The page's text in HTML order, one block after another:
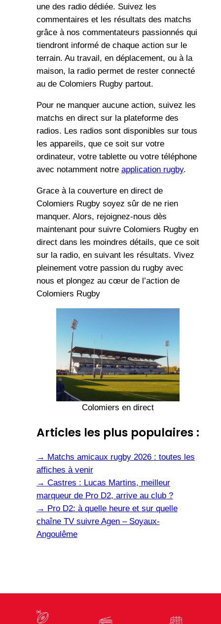
une des radio dédiée. Suivez les
commentaires et les résultats des matchs
grâce à nos commentateurs passionnés qui
tiendront informé de chaque action sur le
terrain. Au travail, en déplacement, ou à la
maison, la radio permet de rester connecté
au de Colomiers Rugby partout.
Pour ne manquer aucune action, suivez les
matchs en direct sur la plateforme des
radios. Les radios sont disponibles sur tous
les appareils, que ce soit sur votre
ordinateur, votre tablette ou votre téléphone
avec notamment notre application rugby.
Grace à la couverture en direct de
Colomiers Rugby soyez sûr de ne rien
manquer. Alors, rejoignez-nous dès
maintenant pour suivre Colomiers Rugby en
direct dans les moindres détails, que ce soit
sur la radio, en suivant les résultats. Vivez
pleinement votre passion du rugby avec
nous et plongez au cœur de l’action de
Colomiers Rugby
Colomiers en direct
Articles les plus populaires :
→ Matchs amicaux rugby 2026 : toutes les
affiches à venir
→ Castres : Lucas Martins, meilleur
marqueur de Pro D2, arrive au club ?
→ Pro D2: à quelle heure et sur quelle
chaîne TV suivre Agen – Soyaux-
Angoulême